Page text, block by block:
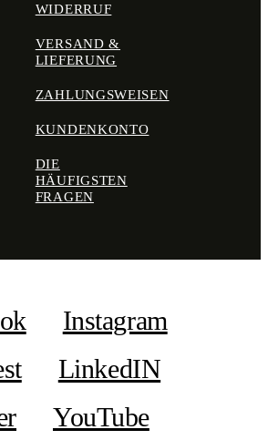
WIDERRUF
VERSAND &
LIEFERUNG
ZAHLUNGSWEISEN
KUNDENKONTO
DIE
HÄUFIGSTEN
FRAGEN
Instagram
LinkedIN
YouTube